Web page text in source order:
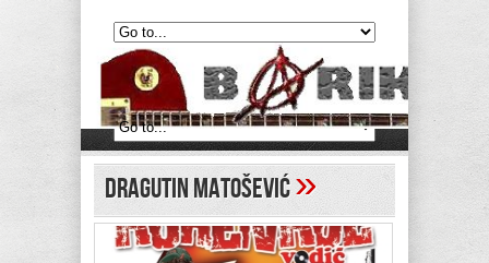
Dragutin Matošević»